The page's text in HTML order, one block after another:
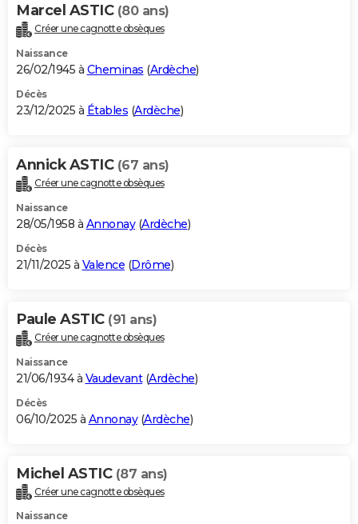
Carte de Noël
Carte Bonne année
Carte Saint-Valentin
Carte Pâques
Carte d'anniversaire
DICTIONNAIRE
Dictionnaire
Biographies
Citations
Expressions
Proverbes
PROGRAMME TV
S'inscrire
Se connecter
Lycées
Collèges
Primaires
Universités
Entreprises
Service militaire
Avis de recherche
AVIS DE DÉCÈS
Bricolage
Lifestyle
Culture
Sport
Auto
Television
Voyage
Cinema
Marcel ASTIC (80 ans)
Créer une cagnotte obsèques
Naissance
26/02/1945 à Cheminas (Ardèche)
Décès
23/12/2025 à Étables (Ardèche)
Annick ASTIC (67 ans)
Créer une cagnotte obsèques
Naissance
28/05/1958 à Annonay(Ardèche)
Décès
21/11/2025 à Valence (Drôme)
Paule ASTIC (91 ans)
Créer une cagnotte obsèques
Naissance
21/06/1934 à Vaudevant(Ardèche)
Décès
06/10/2025 à Annonay(Ardèche)
Michel ASTIC (87 ans)
Créer une cagnotte obsèques
Naissance